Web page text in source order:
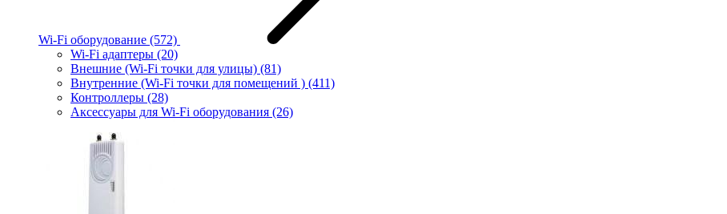
Wi-Fi оборудование (572)
Wi-Fi адаптеры (20)
Внешние (Wi-Fi точки для улицы) (81)
Внутренние (Wi-Fi точки для помещений ) (411)
Контроллеры (28)
Аксессуары для Wi-Fi оборудования (26)